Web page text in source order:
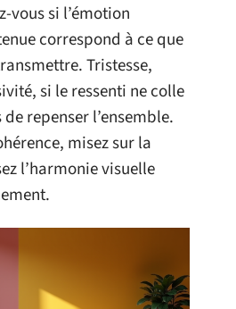
vous si l’émotion
correspond à ce que
Tristesse,
si le ressenti ne colle
repenser l’ensemble.
misez sur la
l’harmonie visuelle